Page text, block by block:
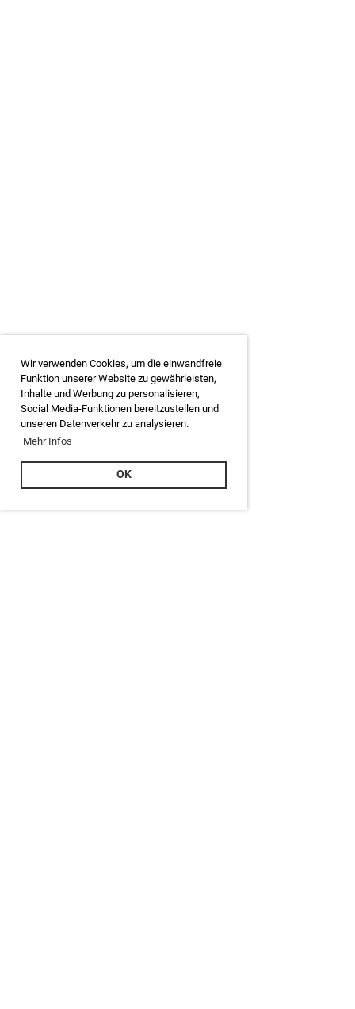
Wir verwenden Cookies, um die einwandfreie
Funktion unserer Website zu gewährleisten,
Inhalte und Werbung zu personalisieren,
Social Media-Funktionen bereitzustellen und
unseren Datenverkehr zu analysieren.
Mehr Infos
OK